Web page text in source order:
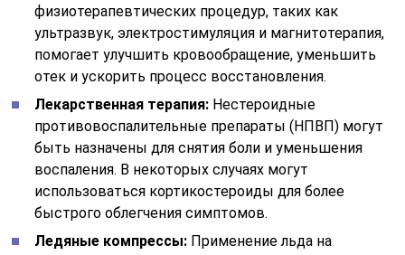
физиотерапевтических процедур, таких как
ультразвук, электростимуляция и магнитотерапия,
помогает улучшить кровообращение, уменьшить
отек и ускорить процесс восстановления.
Лекарственная терапия: Нестероидные
противовоспалительные препараты (НПВП) могут
быть назначены для снятия боли и уменьшения
воспаления. В некоторых случаях могут
использоваться кортикостероиды для более
быстрого облегчения симптомов.
Ледяные компрессы: Применение льда на